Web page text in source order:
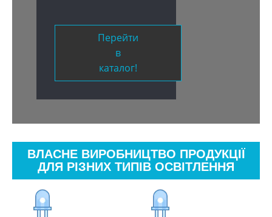
Перейти
в
каталог!
ВЛАСНЕ ВИРОБНИЦТВО ПРОДУКЦІЇ
ДЛЯ РІЗНИХ ТИПІВ ОСВІТЛЕННЯ